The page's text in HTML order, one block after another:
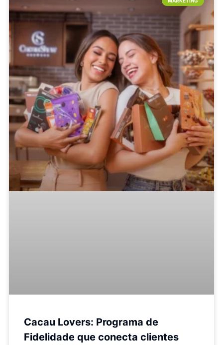
Cacau Lovers: Programa de
Fidelidade que conecta clientes